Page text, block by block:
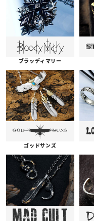
ブラッディマリー
ゴッドサンズ